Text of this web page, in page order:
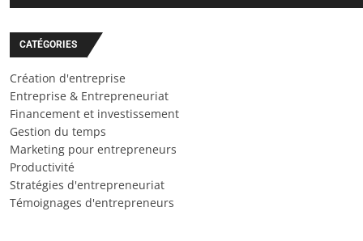
CATÉGORIES
Création d'entreprise
Entreprise & Entrepreneuriat
Financement et investissement
Gestion du temps
Marketing pour entrepreneurs
Productivité
Stratégies d'entrepreneuriat
Témoignages d'entrepreneurs